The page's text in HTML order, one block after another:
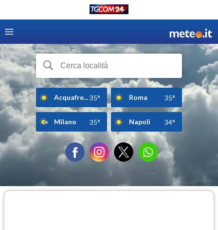
Acquafre...35° Roma 35°
Milano 35° Napoli 34°